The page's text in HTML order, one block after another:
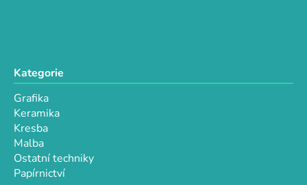
Kategorie
Grafika
Keramika
Kresba
Malba
Ostatní techniky
Papírnictví